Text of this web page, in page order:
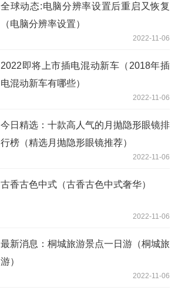
全球动态:电脑分辨率设置后重启又恢复
（电脑分辨率设置）
2022-11-06
2022即将上市插电混动新车（2018年插
电混动新车有哪些）
2022-11-06
今日精选：十款高人气的月抛隐形眼镜排
行榜（精选月抛隐形眼镜推荐）
2022-11-06
古香古色中式（古香古色中式奢华）
2022-11-06
最新消息：桐城旅游景点一日游（桐城旅
游）
2022-11-06